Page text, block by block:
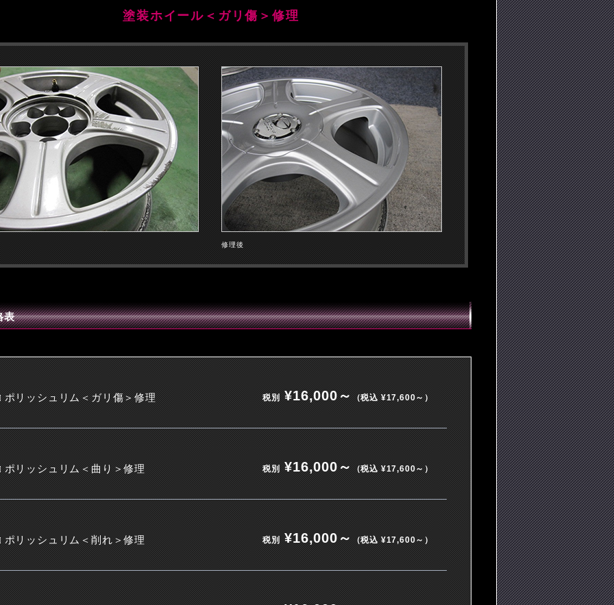
塗装ホイール＜ガリ傷＞修理
修理後
表
ポリッシュリム＜ガリ傷＞修理 税別¥16,000～（税込 ¥17,600～）
ポリッシュリム＜曲り＞修理 税別¥16,000～（税込 ¥17,600～）
ポリッシュリム＜削れ＞修理 税別¥16,000～（税込 ¥17,600～）